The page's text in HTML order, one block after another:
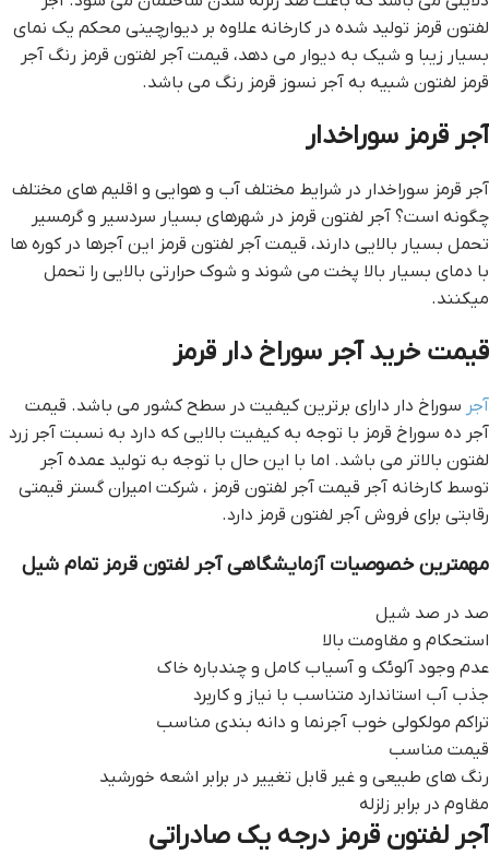
لفتون قرمز تولید شده در کارخانه علاوه بر دیوارچینی محکم یک نمای
بسیار زیبا و شیک به دیوار می دهد، قيمت آجر لفتون قرمز رنگ آجر
قرمز لفتون شبیه به آجر نسوز قرمز رنگ می باشد.
آجر قرمز سوراخدار
آجر قرمز سوراخدار در شرایط مختلف آب و هوایی و اقلیم های مختلف
چگونه است؟ آجر لفتون قرمز در شهرهای بسیار سردسیر و گرمسیر
تحمل بسیار بالایی دارند، قيمت آجر لفتون قرمز این آجرها در کوره ها
با دمای بسیار بالا پخت می شوند و شوک حرارتی بالایی را تحمل
میکنند.
قیمت خرید آجر سوراخ دار قرمز
آجر سوراخ دار دارای برترین کیفیت در سطح کشور می باشد. قیمت
آجر ده سوراخ قرمز با توجه به کیفیت بالایی که دارد به نسبت آجر زرد
لفتون بالاتر می باشد. اما با این حال با توجه به تولید عمده آجر
توسط کارخانه آجر قيمت آجر لفتون قرمز ، شرکت امیران گستر قیمتی
رقابتی برای فروش آجر لفتون قرمز دارد.
مهمترين خصوصيات آزمايشگاهي آجر لفتون قرمز تمام شیل
صد در صد شیل
استحکام و مقاومت بالا
عدم وجود آلوئک و آسیاب کامل و چندباره خاک
جذب آب استاندارد متناسب با نیاز و کاربرد
تراكم مولكولي خوب آجرنما و دانه بندي مناسب
قیمت مناسب
رنگ های طبیعی و غیر قابل تغییر در برابر اشعه خورشید
مقاوم در برابر زلزله
آجر لفتون قرمز درجه یک صادراتی